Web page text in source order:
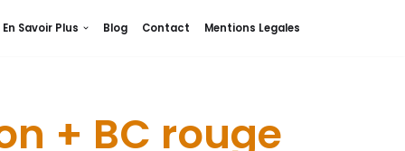
En Savoir Plus Blog Contact Mentions Legales
+ BC rouge